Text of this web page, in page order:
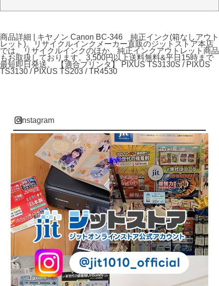
商品詳細 | キヤノン Canon BC-346 純正インク(箱なしアウト
レット)。リサイクルインクメーカー直販のジットストア本店
では、リサイクルインクのほか、純正インクアウトレット商品
もお取扱しております。3,500円以上送料無料&平日15時まで
最短即日発送。 【適合プリンタ】 PIXUS TS3130S / PIXUS
TS3130 / PIXUS TS203 / TR4530
instagram